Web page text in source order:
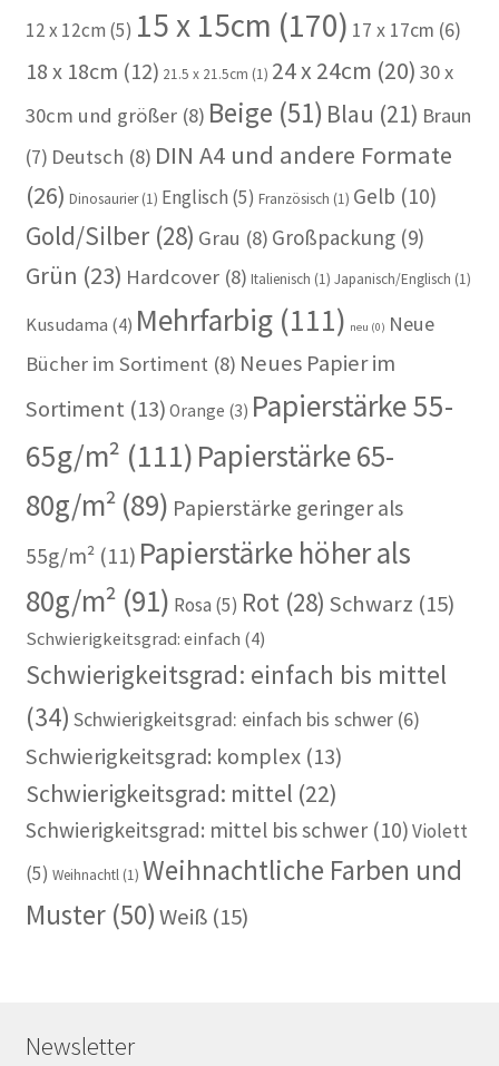
12 x 12cm (5) 15 x 15cm (170) 17 x 17cm (6)
18 x 18cm (12) 21.5 x 21.5cm (1) 24 x 24cm (20) 30 x
30cm und größer(8) Beige (51) Blau (21) Braun
(7) Deutsch (8) DIN A4 und andere Formate
(26) Dinosaurier(1) Englisch (5) Französisch (1) Gelb (10)
Gold/Silber(28) Grau (8) Großpackung(9)
Grün (23) Hardcover(8) Italienisch (1) Japanisch/Englisch (1)
Kusudama (4) Mehrfarbig(111) neu (0) Neue
Bücher im Sortiment (8) Neues Papier im
Sortiment(13) Orange (3) Papierstärke 55-
65g/m² (111) Papierstärke 65-
80g/m²(89) Papierstärke geringer als
55g/m²(11) Papierstärke höher als
80g/m² (91) Rosa (5) Rot (28) Schwarz (15)
Schwierigkeitsgrad: einfach (4)
Schwierigkeitsgrad: einfach bis mittel
(34) Schwierigkeitsgrad: einfach bis schwer(6)
Schwierigkeitsgrad: komplex(13)
Schwierigkeitsgrad: mittel (22)
Schwierigkeitsgrad: mittel bis schwer(10)Violett
(5) Weihnachtl(1) Weihnachtliche Farben und
Muster(50)Weiß(15)
Newsletter